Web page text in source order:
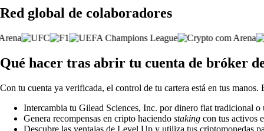
Red global de colaboradores
Qué hacer tras abrir tu cuenta de bróker
Con tu cuenta ya verificada, el control de tu cartera está en tus
Intercambia tu Gilead Sciences, Inc. por dinero fiat tradicional
Genera recompensas en cripto haciendo staking con tus activos
Descubre las ventajas de Level Up y utiliza tus criptomonedas